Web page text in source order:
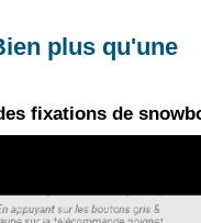
plus qu'une
fixations de